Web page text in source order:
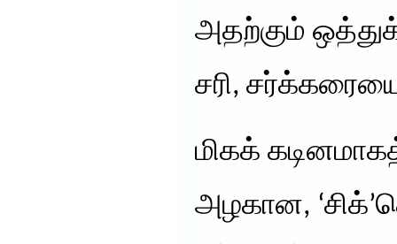
அதற்கும்
சரி,
மிகக்
அழகான,